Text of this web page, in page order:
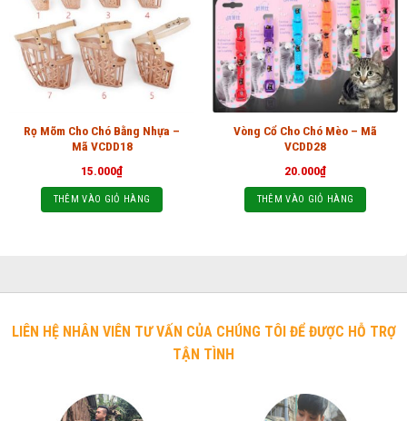
Rọ Mõm Cho Chó Bằng Nhựa –
Mã VCDD18
15.000₫
THÊM VÀO GIỎ HÀNG
Vòng Cổ Cho Chó Mèo – Mã
VCDD28
20.000₫
THÊM VÀO GIỎ HÀNG
LIÊN HỆ NHÂN VIÊN TƯ VẤN CỦA CHÚNG TÔI ĐỂ ĐƯỢC HỖ TRỢ
TẬN TÌNH